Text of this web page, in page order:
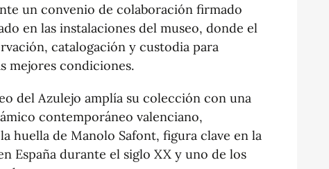
un convenio de colaboración firmado
en las instalaciones del museo, donde el
catalogación y custodia para
mejores condiciones.
del Azulejo amplía su colección con una
contemporáneo valenciano,
huella de Manolo Safont, figura clave en la
España durante el siglo XX y uno de los